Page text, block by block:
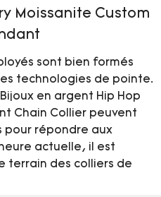
Moissanite Custom
sont bien formés
technologies de pointe.
en argent Hip Hop
Chain Collier peuvent
pour répondre aux
actuelle, il est
terrain des colliers de